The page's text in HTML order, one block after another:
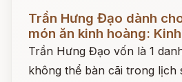
Đọc ngay
Trần Hưng Đạo dành
món ăn kinh hoàng:
Trần Hưng Đạo vốn là 1
không thể bàn cãi trong lịch